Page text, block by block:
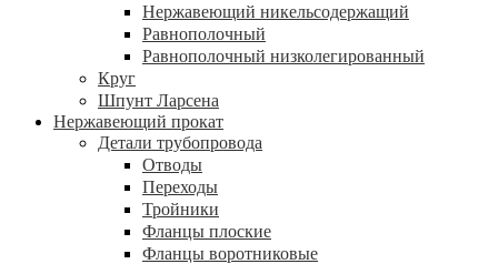
Нержавеющий никельсодержащий
Равнополочный
Равнополочный низколегированный
Круг
Шпунт Ларсена
Нержавеющий прокат
Детали трубопровода
Отводы
Переходы
Тройники
Фланцы плоские
Фланцы воротниковые